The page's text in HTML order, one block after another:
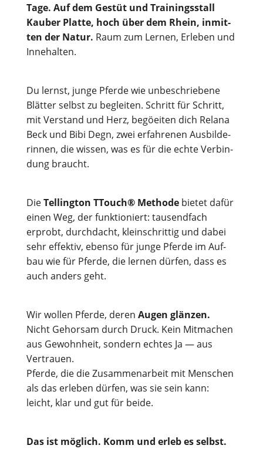
Tage. Auf dem Gestüt und Trai­nings­stall
Kau­ber Plat­te, hoch über dem Rhein, inmit­
ten der Natur. Raum zum Ler­nen, Erle­ben und
Innehalten.
Du lernst, jun­ge Pfer­de wie unbe­schrie­be­ne
Blät­ter selbst zu beglei­ten. Schritt für Schritt,
mit Ver­stand und Herz, begöei­ten dich Rel­a­na
Beck und Bibi Degn, zwei erfah­re­nen Aus­bil­de­
rin­nen, die wis­sen, was es für die ech­te Ver­bin­
dung braucht.
DieTel­ling­ton TTouch® Metho­debie­tet dafür
einen Weg, der funk­tio­niert: tau­send­fach
erprobt, durch­dacht, klein­schrit­tig und dabei
sehr effek­tiv, eben­so für jun­ge Pfer­de im Auf­
bau wie für Pfer­de, die ler­nen dür­fen, dass es
auch anders geht.
Wir wol­len Pfer­de, deren Augen glän­zen.
Nicht Gehor­sam durch Druck. Kein Mit­ma­chen
aus Gewohn­heit, son­dern ech­tes Ja — aus
Vertrauen.
Pfer­de, die die Zusam­men­ar­beit mit Men­schen
als das erle­ben dür­fen, was sie sein kann:
leicht, klar und gut für beide.
Das ist mög­lich. Komm und erleb es selbst.